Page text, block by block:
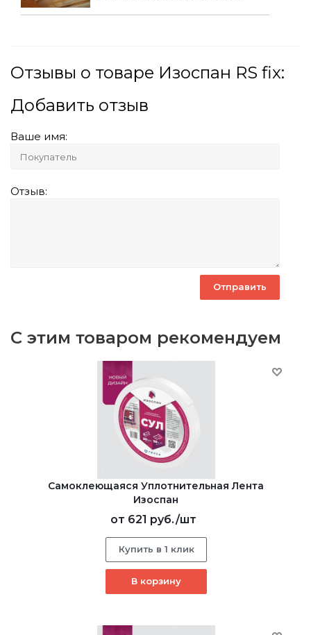
Отзывы о товаре Изоспан RS fix:
Добавить отзыв
Ваше имя:
Отзыв:
С этим товаром рекомендуем
Самоклеющаяся Уплотнительная Лента
Изоспан
от 621 руб./шт
Купить в 1 клик
В корзину